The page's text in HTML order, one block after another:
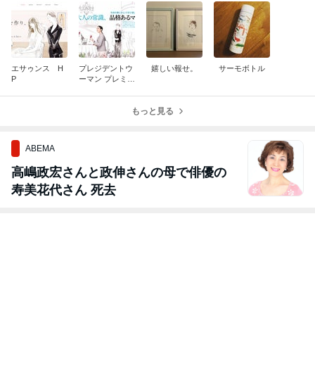
エサゥンス H
P
プレジデントウ
ーマン プレミア
嬉しい報せ。 サーモボトル
もっと見る
ABEMA
高嶋政宏さんと政伸さんの母で俳優の
寿美花代さん 死去